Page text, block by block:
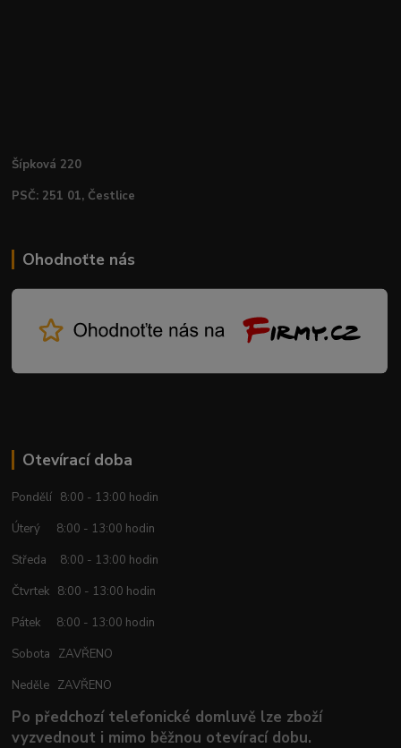
Šípková 220
PSČ: 251 01, Čestlice
Ohodnoťte nás
Otevírací doba
Pondělí 8:00 - 13:00 hodin
Úterý 8:00 - 13:00 hodin
Středa 8:00 - 13:00 hodin
Čtvrtek 8:00 - 13:00 hodin
Pátek 8:00 - 13:00 hodin
Sobota ZAVŘENO
Neděle ZAVŘENO
Po předchozí telefonické domluvě lze zboží
vyzvednout i mimo běžnou otevírací dobu.